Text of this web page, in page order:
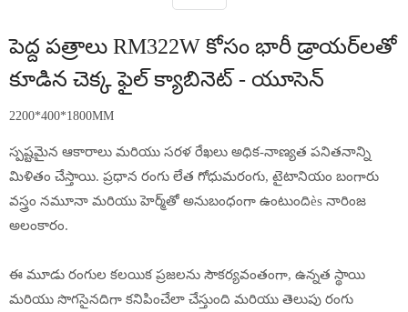
పెద్ద పత్రాలు RM322W కోసం భారీ డ్రాయర్‌లతో
కూడిన చెక్క ఫైల్ క్యాబినెట్ - యూసెన్
2200*400*1800MM
స్పష్టమైన ఆకారాలు మరియు సరళ రేఖలు అధిక-నాణ్యత పనితనాన్ని
మిళితం చేస్తాయి. ప్రధాన రంగు లేత గోధుమరంగు, టైటానియం బంగారు
వస్త్రం నమూనా మరియు హెర్మ్‌తో అనుబంధంగా ఉంటుందిès నారింజ
అలంకారం.
ఈ మూడు రంగుల కలయిక ప్రజలను సౌకర్యవంతంగా, ఉన్నత స్థాయి
మరియు సొగసైనదిగా కనిపించేలా చేస్తుంది మరియు తెలుపు రంగు